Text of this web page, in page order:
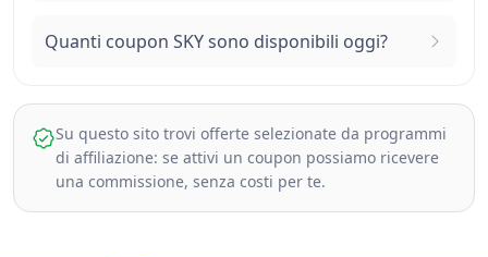
Quanti coupon SKY sono disponibili oggi?
Su questo sito trovi offerte selezionate da programmi
di affiliazione: se attivi un coupon possiamo ricevere
una commissione, senza costi per te.